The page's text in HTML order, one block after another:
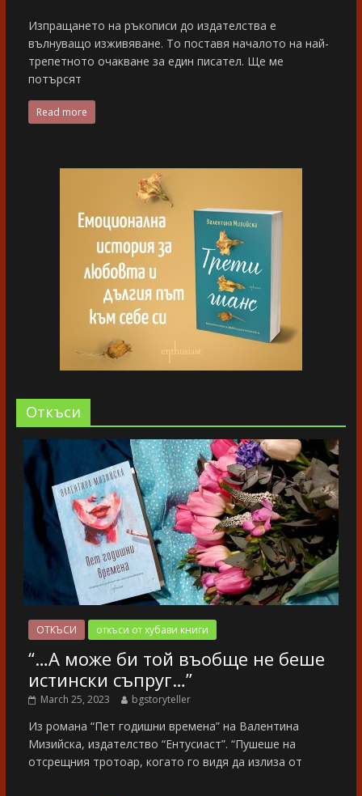
Изпращането на ръкописи до издателства е
вълнуващо изживяване. То поставя началото на най-
трепетното очакване за един писател. Ще ме
потърсят
Read more
Oткъси
ОТКЪСИ откъси от хубави книги
“…А може би той въобще не беше
истински съпруг…”
March 25, 2023 bgstoryteller
Из романа “Пет годишни времена” на Валентина
Мизийска, издателство “Ентусиаст”. “Пушеше на
отсрещния тротоар, когато го видя да излиза от